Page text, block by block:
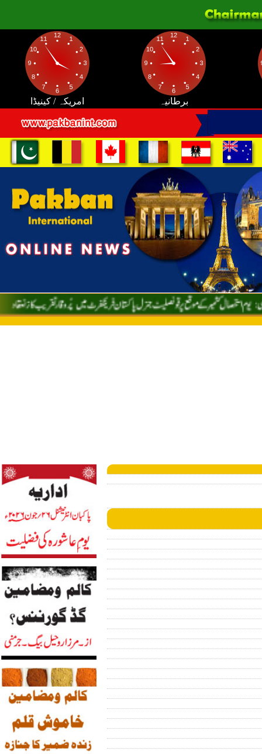
امریکہ / کینیڈا برطانیہ